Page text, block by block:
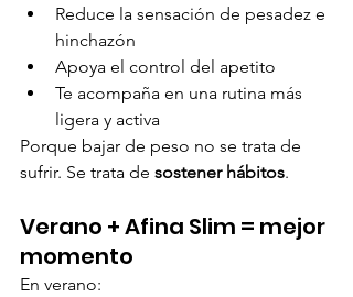
Reduce la sensación de pesadez e
hinchazón
Apoya el control del apetito
Te acompaña en una rutina más
ligera y activa
Porque bajar de peso no se trata de
sufrir. Se trata de sostener hábitos.
Verano + Afina Slim = mejor
momento
En verano: